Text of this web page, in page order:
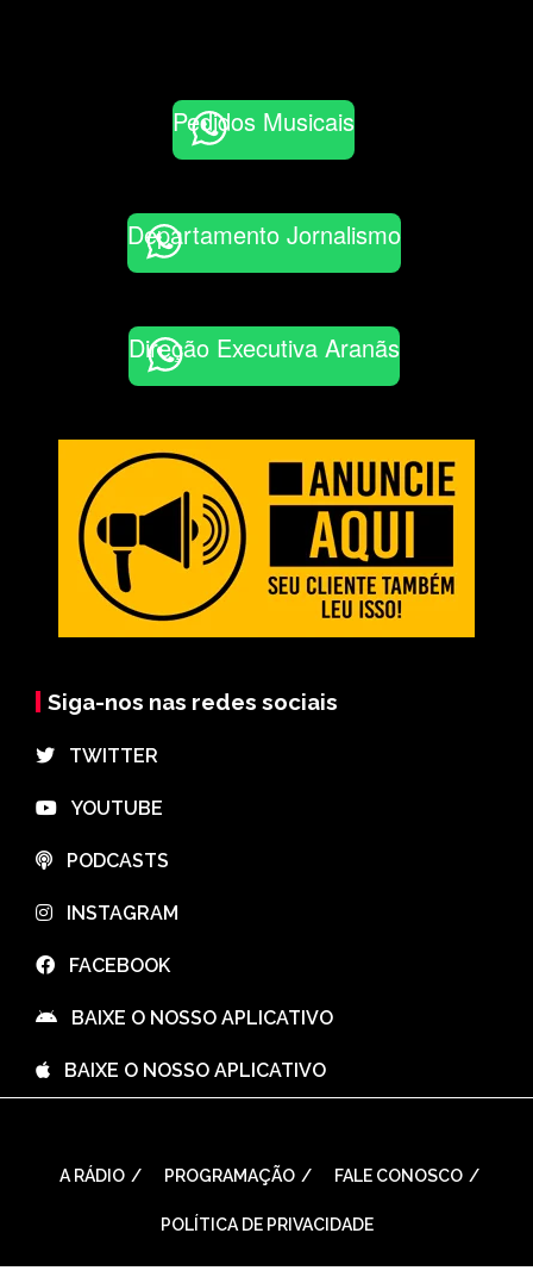
Pedidos Musicais
Departamento Jornalismo
Direção Executiva Aranãs
Siga-nos nas redes sociais
⠀TWITTER
⠀YOUTUBE
⠀PODCASTS
⠀INSTAGRAM
⠀FACEBOOK
⠀BAIXE O NOSSO APLICATIVO
⠀BAIXE O NOSSO APLICATIVO
A RÁDIO PROGRAMAÇÃO FALE CONOSCO
POLÍTICA DE PRIVACIDADE